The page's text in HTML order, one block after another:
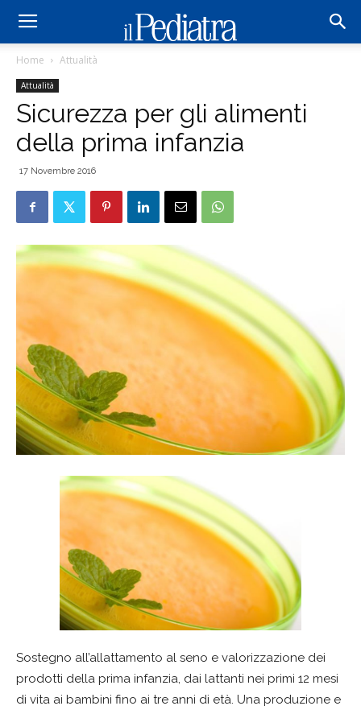
Home Attualità
Attualità
Sicurezza per gli alimenti
della prima infanzia
17 Novembre 2016
Sostegno all’allattamento al seno e valorizzazione dei
prodotti della prima infanzia, dai lattanti nei primi 12 mesi
di vita ai bambini fino ai tre anni di età. Una produzione e